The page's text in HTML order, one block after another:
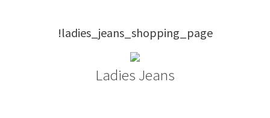
!ladies_jeans_shopping_page
Ladies Jeans